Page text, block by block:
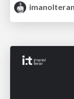
imanolteran